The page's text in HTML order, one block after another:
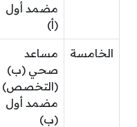
مضمد أول
(أ)
الخامسة
مساعد
صحي (ب)
(التخصص)
مضمد أول
(ب)